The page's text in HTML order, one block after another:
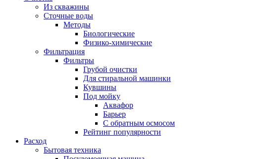
Из скважины
Сточные воды
Методы
Биологические
Физико-химические
Фильтрация
Фильтры
Грубой очистки
Для стиральной машинки
Кувшины
Под мойку
Аквафор
Барьер
С обратным осмосом
Рейтинг популярности
Расход
Бытовая техника